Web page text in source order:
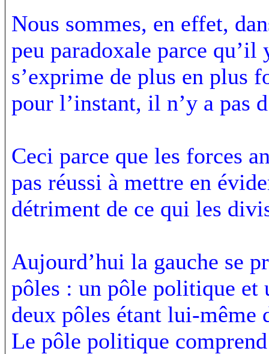
Nous sommes, en effet,
peu paradoxale parce
s’exprime de plus en plus
pour l’instant, il n’y a pas
Ceci parce que les forces
pas réussi à mettre en
détriment de ce qui les
Aujourd’hui la gauche se
pôles : un pôle politique et
deux pôles étant lui-même
Le pôle politique